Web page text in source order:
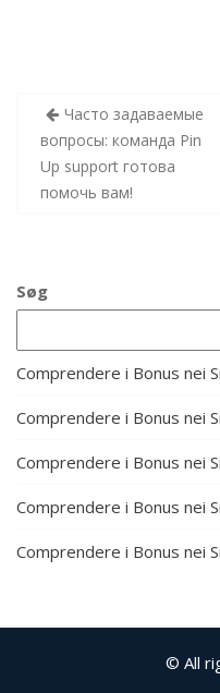
Часто задаваемые
вопросы: команда Pin
Up support готова
помочь вам!
Søg
Comprendere i Bonus nei
Comprendere i Bonus nei
Comprendere i Bonus nei
Comprendere i Bonus nei
Comprendere i Bonus nei
© All